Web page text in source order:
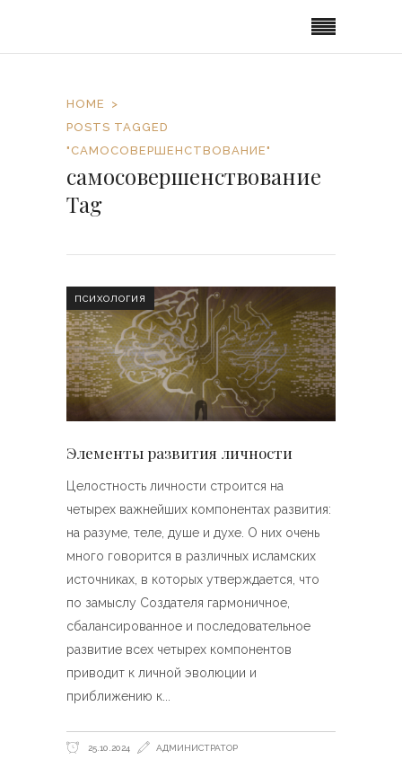
HOME
POSTS TAGGED
"САМОСОВЕРШЕНСТВОВАНИЕ"
самосовершенствование
Tag
ПСИХОЛОГИЯ
Элементы развития личности
Целостность личности строится на
четырех важнейших компонентах развития:
на разуме, теле, душе и духе. О них очень
много говорится в различных исламских
источниках, в которых утверждается, что
по замыслу Создателя гармоничное,
сбалансированное и последовательное
развитие всех четырех компонентов
приводит к личной эволюции и
приближению к
25.10.2024 АДМИНИСТРАТОР